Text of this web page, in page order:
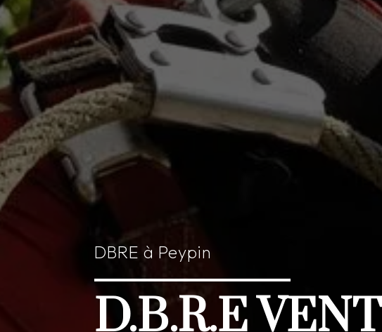
DBRE à Peypin
D.B.R.E